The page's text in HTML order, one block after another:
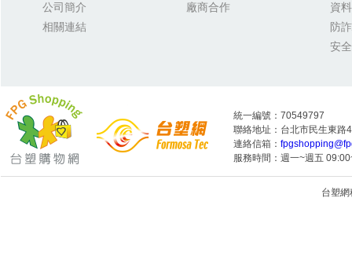
公司簡介
相關連結
廠商合作
資
防
安
統一編號：70549797
聯絡地址：台北市民生東路
連絡信箱：
服務時間：週一~週五
台塑